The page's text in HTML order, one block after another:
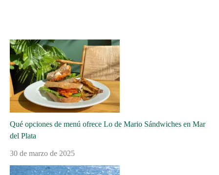
Qué opciones de menú ofrece Lo de Mario Sándwiches en Mar
del Plata
30 de marzo de 2025